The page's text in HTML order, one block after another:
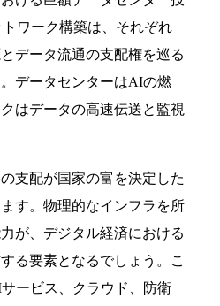
ワーク構築は、それぞれ
データ流通の支配権を巡る
データセンターはAIの燃
はデータの高速伝送と監視
支配が国家の富を決定した
す。物理的なインフラを所
が、デジタル経済における
る要素となるでしょう。こ
ービス、クラウド、防衛